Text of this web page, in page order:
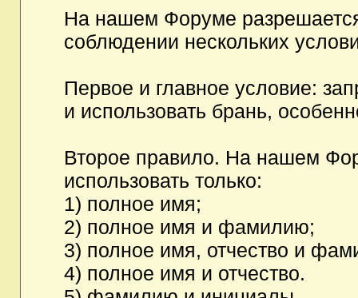
На нашем Форуме
соблюдении нескольких
Первое и главное условие:
и использовать брань,
Второе правило. На нашем
использовать только:
1) полное имя;
2) полное имя и фамилию;
3) полное имя, отчество и
4) полное имя и отчество.